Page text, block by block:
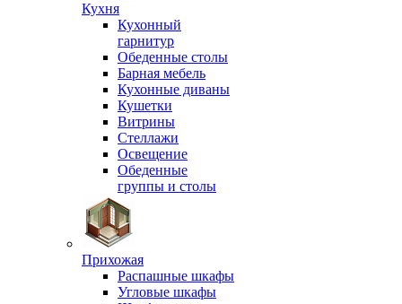
Кухня
Кухонный
гарнитур
Обеденные столы
Барная мебель
Кухонные диваны
Кушетки
Витрины
Стеллажи
Освещение
Обеденные
группы и столы
Прихожая
Распашные шкафы
Угловые шкафы